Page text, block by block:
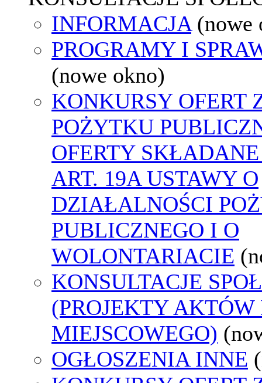
INFORMACJA (nowe
PROGRAMY I
(nowe okno)
KONKURSY OFERT
POŻYTKU
OFERTY
ART. 19A USTAWY O
DZIAŁALNOŚCI
PUBLICZNEGO I O
WOLONTARIACIE
KONSULTACJE
(PROJEKTY AKTÓW
MIEJSCOWEGO)
OGŁOSZENIA INNE